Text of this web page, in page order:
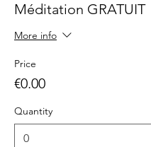
Méditation GRATUIT
More info
Price
€0.00
Quantity